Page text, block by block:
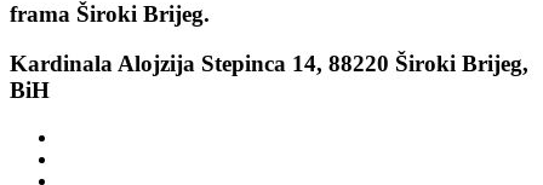
frama Široki Brijeg.
Kardinala Alojzija Stepinca 14, 88220 Široki Brijeg,
BiH